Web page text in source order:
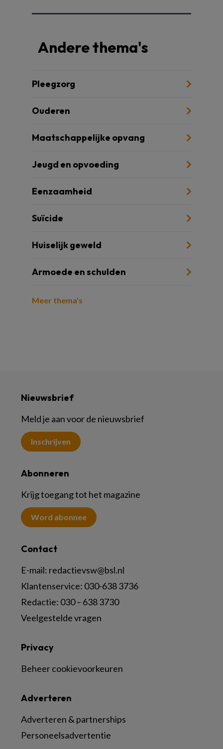
Andere thema's
Pleegzorg
Ouderen
Maatschappelijke opvang
Jeugd en opvoeding
Eenzaamheid
Suïcide
Huiselijk geweld
Armoede en schulden
Meer thema's
Nieuwsbrief
Meld je aan voor de nieuwsbrief
Inschrijven
Abonneren
Krijg toegang tot het magazine
Word abonnee
Contact
E-mail: redactievsw@bsl.nl
Klantenservice: 030-638 3736
Redactie: 030 – 638 3730
Veelgestelde vragen
Adverteren
Adverteren & partnerships
Personeelsadvertentie
Privacy
Beheer cookievoorkeuren